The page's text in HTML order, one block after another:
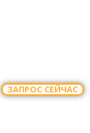
ЗАПРОС СЕЙЧАС